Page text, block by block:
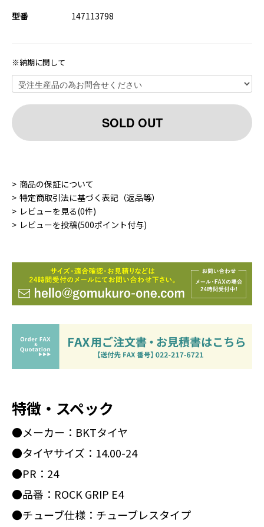
型番 147113798
※納期に関して
SOLD OUT
商品の保証について
特定商取引法に基づく表記（返品等）
レビューを見る(0件)
レビューを投稿(500ポイント付与)
特徴・スペック
●メーカー：BKTタイヤ
●タイヤサイズ：14.00-24
●PR：24
●品番：ROCK GRIP E4
●チューブ仕様：チューブレスタイプ